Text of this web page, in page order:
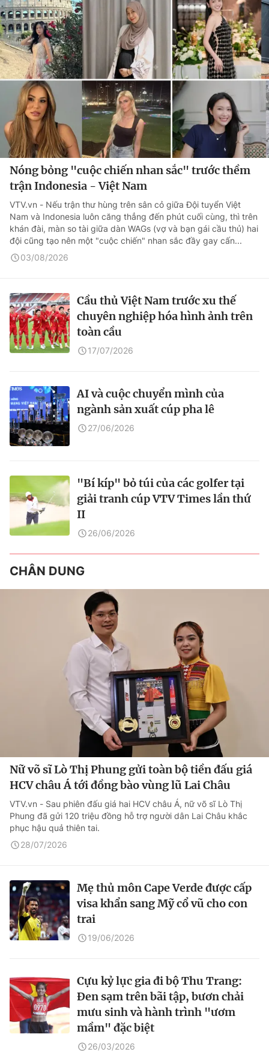
Nóng bỏng "cuộc chiến nhan sắc" trước thềm
trận Indonesia - Việt Nam
VTV.vn - Nếu trận thư hùng trên sân cỏ giữa Đội tuyển Việt
Nam và Indonesia luôn căng thẳng đến phút cuối cùng, thì trên
khán đài, màn so tài giữa dàn WAGs (vợ và bạn gái cầu thủ) hai
đội cũng tạo nên một "cuộc chiến" nhan sắc đầy gay cấn...
03/08/2026
Cầu thủ Việt Nam trước xu thế
chuyên nghiệp hóa hình ảnh trên
toàn cầu
17/07/2026
AI và cuộc chuyển mình của
ngành sản xuất cúp pha lê
27/06/2026
"Bí kíp" bỏ túi của các golfer tại
giải tranh cúp VTV Times lần thứ
II
26/06/2026
CHÂN DUNG
Nữ võ sĩ Lò Thị Phung gửi toàn bộ tiền đấu giá
HCV châu Á tới đồng bào vùng lũ Lai Châu
VTV.vn - Sau phiên đấu giá hai HCV châu Á, nữ võ sĩ Lò Thị
Phung đã gửi 120 triệu đồng hỗ trợ người dân Lai Châu khắc
phục hậu quả thiên tai.
28/07/2026
Mẹ thủ môn Cape Verde được cấp
visa khẩn sang Mỹ cổ vũ cho con
trai
19/06/2026
Cựu kỷ lục gia đi bộ Thu Trang:
Đen sạm trên bãi tập, bươn chải
mưu sinh và hành trình "ươm
mầm" đặc biệt
26/03/2026